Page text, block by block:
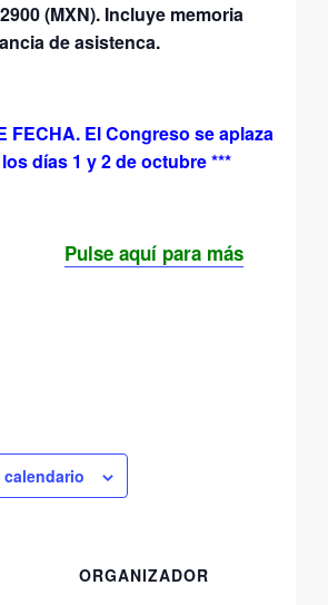
(MXN). Incluye memoria
de asistenca.
FECHA. El Congreso se aplaza
días 1 y 2 de octubre ***
Pulse aquí para más
ORGANIZADOR